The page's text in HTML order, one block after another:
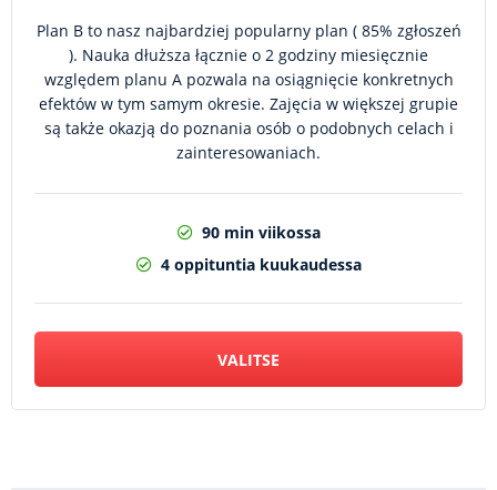
Plan B to nasz najbardziej popularny plan ( 85% zgłoszeń
). Nauka dłuższa łącznie o 2 godziny miesięcznie
względem planu A pozwala na osiągnięcie konkretnych
efektów w tym samym okresie. Zajęcia w większej grupie
są także okazją do poznania osób o podobnych celach i
zainteresowaniach.
90 min viikossa
4 oppituntia kuukaudessa
VALITSE